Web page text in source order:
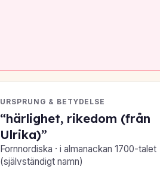
URSPRUNG & BETYDELSE
“härlighet, rikedom (från
Ulrika)”
Fornnordiska · i almanackan 1700-talet
(självständigt namn)